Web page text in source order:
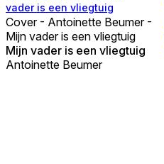
vader is een vliegtuig
Cover - Antoinette Beumer -
Mijn vader is een vliegtuig
Mijn vader is een vliegtuig
Antoinette Beumer